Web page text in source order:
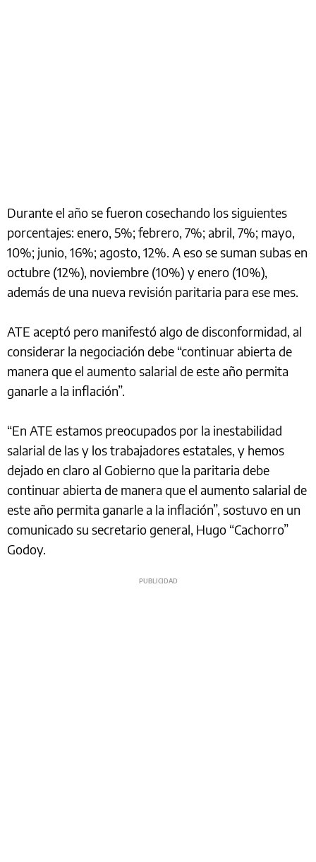
Durante el año se fueron cosechando los siguientes
porcentajes: enero, 5%; febrero, 7%; abril, 7%; mayo,
10%; junio, 16%; agosto, 12%. A eso se suman subas en
octubre (12%), noviembre (10%) y enero (10%),
además de una nueva revisión paritaria para ese mes.
ATE aceptó pero manifestó algo de disconformidad, al
considerar la negociación debe “continuar abierta de
manera que el aumento salarial de este año permita
ganarle a la inflación”.
“En ATE estamos preocupados por la inestabilidad
salarial de las y los trabajadores estatales, y hemos
dejado en claro al Gobierno que la paritaria debe
continuar abierta de manera que el aumento salarial de
este año permita ganarle a la inflación”, sostuvo en un
comunicado su secretario general, Hugo “Cachorro”
Godoy.